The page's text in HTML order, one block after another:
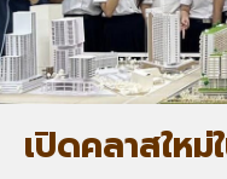
เปิดคลาสใหม่